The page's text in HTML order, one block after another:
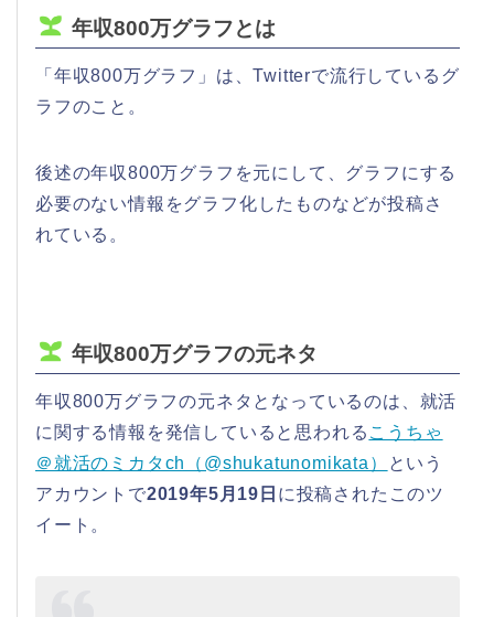
年収800万グラフとは
「年収800万グラフ」は、Twitterで流行しているグ
ラフのこと。
後述の年収800万グラフを元にして、グラフにする
必要のない情報をグラフ化したものなどが投稿さ
れている。
年収800万グラフの元ネタ
年収800万グラフの元ネタとなっているのは、就活
に関する情報を発信していると思われる こうちゃ
＠就活のミカタch（@shukatunomikata）
という
アカウントで2019年5月19日 に投稿されたこのツ
イート。